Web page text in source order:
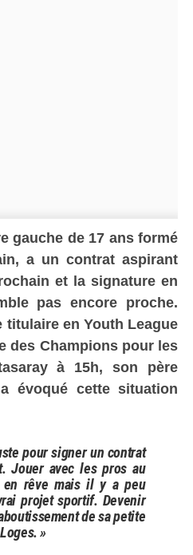
gauche de 17 ans formé
a un contrat aspirant
et la signature en
pas encore proche.
titulaire en Youth League
des Champions pour les
à 15h, son père
évoqué cette situation
pour signer un contrat
Jouer avec les pros au
en rêve mais il y a peu
projet sportif. Devenir
de sa petite
»